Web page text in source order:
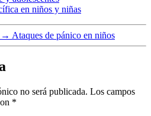
en niños y niñas
→ Ataques de pánico en niños
no será publicada. Los campos
*